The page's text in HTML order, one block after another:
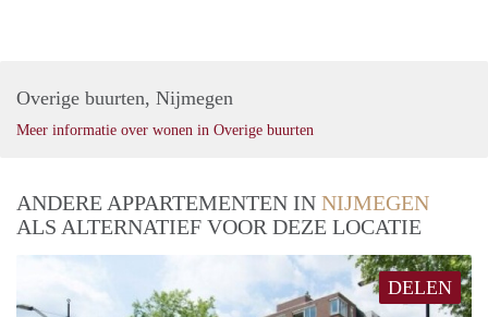
Overige buurten, Nijmegen
Meer informatie over wonen in Overige buurten
ANDERE APPARTEMENTEN IN NIJMEGEN
ALS ALTERNATIEF VOOR DEZE LOCATIE
DELEN